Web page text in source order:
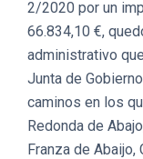
2/2020 por un
66.834,10 €,
administrativo
Junta de
caminos en los
Redonda de
Franza de Abaijo,